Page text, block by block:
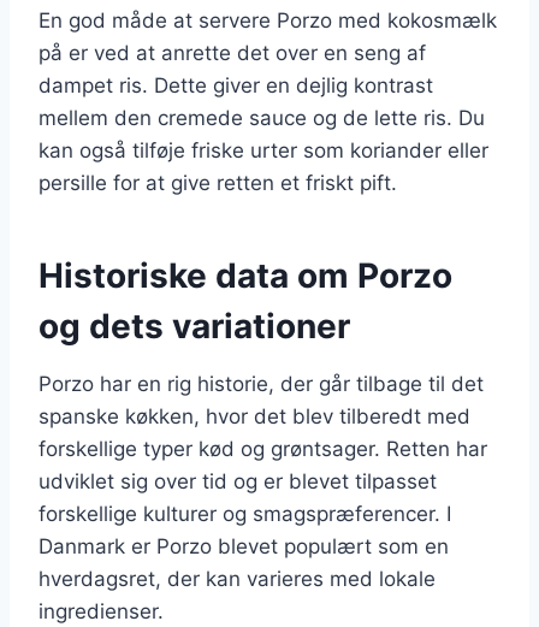
En god måde at servere Porzo med kokosmælk
på er ved at anrette det over en seng af
dampet ris. Dette giver en dejlig kontrast
mellem den cremede sauce og de lette ris. Du
kan også tilføje friske urter som koriander eller
persille for at give retten et friskt pift.
Historiske data om Porzo
og dets variationer
Porzo har en rig historie, der går tilbage til det
spanske køkken, hvor det blev tilberedt med
forskellige typer kød og grøntsager. Retten har
udviklet sig over tid og er blevet tilpasset
forskellige kulturer og smagspræferencer. I
Danmark er Porzo blevet populært som en
hverdagsret, der kan varieres med lokale
ingredienser.